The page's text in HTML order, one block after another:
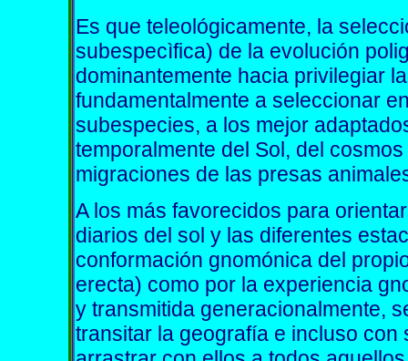
Es que teleológicamente, la
subespecìfica) de la evolución
dominantemente hacia privilegiar
fundamentalmente a seleccionar
subespecies, a los mejor
temporalmente del Sol, del
migraciones de las presas
A los más favorecidos para
diarios del sol y las diferentes
conformación gnomónica del
erecta) como por la experiencia
y transmitida generacionalmente,
transitar la geografía e incluso